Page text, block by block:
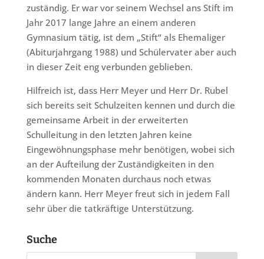
zuständig. Er war vor seinem Wechsel ans Stift im
Jahr 2017 lange Jahre an einem anderen
Gymnasium tätig, ist dem „Stift“ als Ehemaliger
(Abiturjahrgang 1988) und Schülervater aber auch
in dieser Zeit eng verbunden geblieben.
Hilfreich ist, dass Herr Meyer und Herr Dr. Rubel
sich bereits seit Schulzeiten kennen und durch die
gemeinsame Arbeit in der erweiterten
Schulleitung in den letzten Jahren keine
Eingewöhnungsphase mehr benötigen, wobei sich
an der Aufteilung der Zuständigkeiten in den
kommenden Monaten durchaus noch etwas
ändern kann. Herr Meyer freut sich in jedem Fall
sehr über die tatkräftige Unterstützung.
Suche